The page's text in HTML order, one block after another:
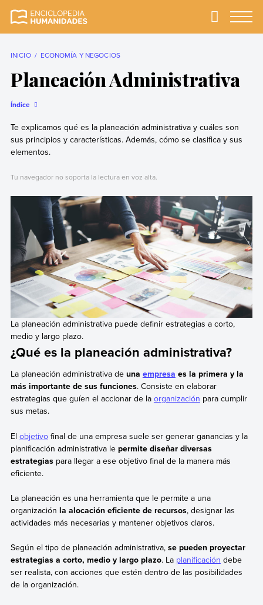
completa y más
Primary
INICIO ECONOMÍA Y NEGOCIOS
Planeación Administrativa
Índice
Te explicamos qué es la planeación administrativa y cuáles son
sus principios y características. Además, cómo se clasifica y sus
elementos.
Tu navegador no soporta la lectura en voz alta.
La planeación administrativa puede definir estrategias a corto,
medio y largo plazo.
¿Qué es la planeación administrativa?
La planeación administrativa de una empresa es la primera y la
más importante de sus funciones. Consiste en elaborar
estrategias que guíen el accionar de la organización para cumplir
sus metas.
El objetivofinal de una empresa suele ser generar ganancias y la
planificación administrativa le permite diseñar diversas
estrategiaspara llegar a ese objetivo final de la manera más
eficiente.
La planeación es una herramienta que le permite a una
organización la alocación eficiente de recursos, designar las
actividades más necesarias y mantener objetivos claros.
Según el tipo de planeación administrativa,se pueden proyectar
estrategias a corto, medio y largo plazo. La planificación debe
ser realista, con acciones que estén dentro de las posibilidades
de la organización.